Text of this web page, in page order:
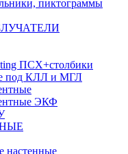
пиктограммы
ПСХ+столбики
под КЛЛ и МГЛ
ЭКФ
настенные